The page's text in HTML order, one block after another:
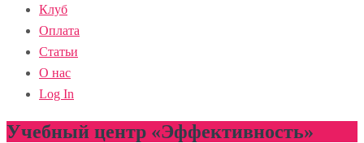
Клуб
Оплата
Статьи
О нас
Log In
Учебный центр «Эффективность»